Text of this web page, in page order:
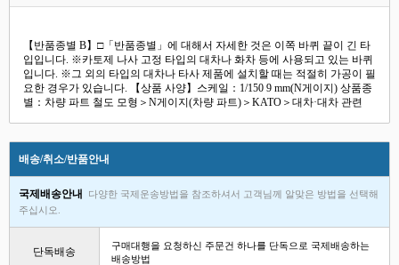
【반품종별 B】□「반품종별」에 대해서 자세한 것은 이쪽 바퀴 끝이 긴 타
입입니다. ※카토제 나사 고정 타입의 대차나 화차 등에 사용되고 있는 바퀴
입니다. ※그 외의 타입의 대차나 타사 제품에 설치할 때는 적절히 가공이 필
요한 경우가 있습니다. 【상품 사양】스케일：1/150 9 mm(N게이지) 상품종
별：차량 파트 철도 모형＞N게이지(차량 파트)＞KATO＞대차·대차 관련
배송/취소/반품안내
국제배송안내
다양한 국제운송방법을 참조하셔서 고객님께 알맞은 방법을 선택해
주십시오.
단독배송
구매대행을 요청하신 주문건 하나를 단독으로 국제배송하는
배송방법